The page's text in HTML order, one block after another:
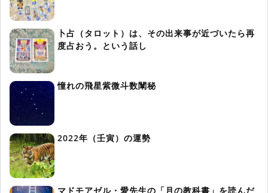
卜占（タロット）は、その出来事が近づいたら再
度占おう。という話し
憧れの飛星紫微斗数闡秘
2022年（壬寅）の運勢
マドモアゼル・愛先生の「月の教科書」を読んだ